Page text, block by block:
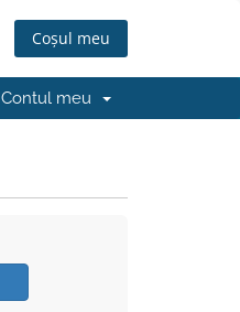
Coșul meu
Contul meu